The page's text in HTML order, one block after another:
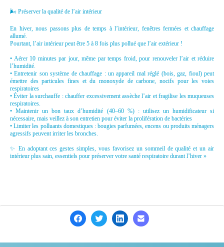
🌬️ Préserver la qualité de l’air intérieur
En hiver, nous passons plus de temps à l’intérieur, fenêtres fermées et chauffage
allumé.
Pourtant, l’air intérieur peut être 5 à 8 fois plus pollué que l’air extérieur !
• Aérer 10 minutes par jour, même par temps froid, pour renouveler l’air et réduire
l’humidité.
• Entretenir son système de chauffage : un appareil mal réglé (bois, gaz, fioul) peut
émettre des particules fines et du monoxyde de carbone, nocifs pour les voies
respiratoires
• Éviter la surchauffe : chauffer excessivement assèche l’air et fragilise les muqueuses
respiratoires.
• Maintenir un bon taux d’humidité (40–60 %) : utilisez un humidificateur si
nécessaire, mais veillez à son entretien pour éviter la prolifération de bactéries
• Limiter les polluants domestiques : bougies parfumées, encens ou produits ménagers
agressifs peuvent irriter les bronches.
✨ En adoptant ces gestes simples, vous favorisez un sommeil de qualité et un air
intérieur plus sain, essentiels pour préserver votre santé respiratoire durant l’hiver »